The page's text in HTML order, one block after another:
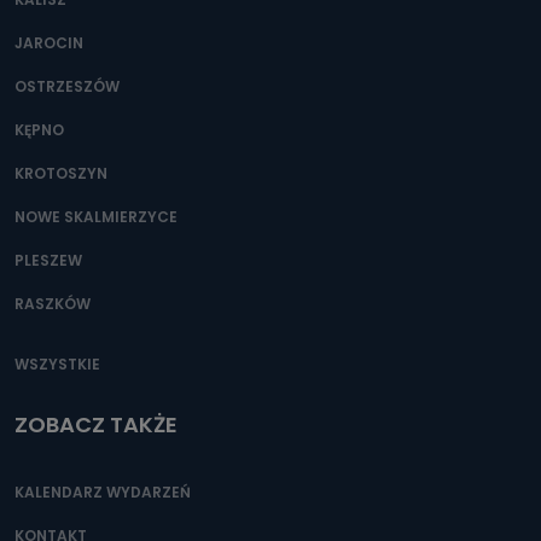
JAROCIN
OSTRZESZÓW
KĘPNO
KROTOSZYN
NOWE SKALMIERZYCE
PLESZEW
RASZKÓW
WSZYSTKIE
ZOBACZ TAKŻE
KALENDARZ WYDARZEŃ
KONTAKT